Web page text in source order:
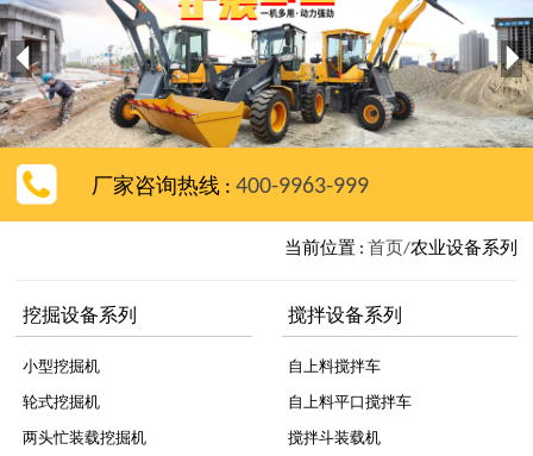
 
厂家咨询热线 : 400-9963-999
当前位置 : 首页/农业设备系列
挖掘设备系列
小型挖掘机
轮式挖掘机
两头忙装载挖掘机
搅拌设备系列
自上料搅拌车
自上料平口搅拌车
搅拌斗装载机